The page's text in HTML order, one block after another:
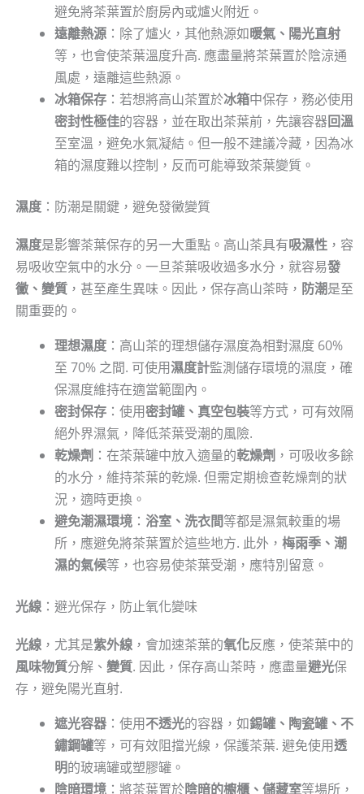
避免將茶葉置於廚房內或爐火附近。
遠離熱源：除了爐火，其他熱源如暖氣、陽光直射
等，也會使茶葉溫度升高. 應盡量將茶葉置於陰涼通
風處，遠離這些熱源。
冰箱保存：若想將高山茶置於冰箱中保存，務必使用
密封性極佳的容器，並在取出茶葉前，先讓容器回溫
至室溫，避免水氣凝結。但一般不建議冷藏，因為冰
箱的濕度難以控制，反而可能導致茶葉變質。
濕度：防潮是關鍵，避免發黴變質
濕度是影響茶葉保存的另一大重點。高山茶具有吸濕性，容
易吸收空氣中的水分。一旦茶葉吸收過多水分，就容易發
黴、變質，甚至產生異味。因此，保存高山茶時， 防潮是至
關重要的。
理想濕度：高山茶的理想儲存濕度為相對濕度 60%
至 70% 之間. 可使用濕度計監測儲存環境的濕度，確
保濕度維持在適當範圍內。
密封保存：使用密封罐、真空包裝等方式，可有效隔
絕外界濕氣，降低茶葉受潮的風險.
乾燥劑 ：在茶葉罐中放入適量的乾燥劑 ，可吸收多餘
的水分，維持茶葉的乾燥. 但需定期檢查乾燥劑的狀
況，適時更換。
避免潮濕環境： 浴室、洗衣間等都是濕氣較重的場
所，應避免將茶葉置於這些地方. 此外， 梅雨季、潮
濕的氣候等，也容易使茶葉受潮，應特別留意。
光線：避光保存，防止氧化變味
光線，尤其是紫外線，會加速茶葉的氧化反應，使茶葉中的
風味物質分解、 變質. 因此，保存高山茶時，應盡量避光保
存，避免陽光直射.
遮光容器：使用不透光的容器，如錫罐、陶瓷罐、不
鏽鋼罐等，可有效阻擋光線，保護茶葉. 避免使用透
明的玻璃罐或塑膠罐。
陰暗環境：將茶葉置於陰暗的櫥櫃、儲藏室等場所，